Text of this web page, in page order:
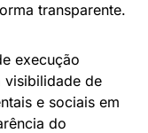
transparente.
execução
visibilidade de
e sociais em
do